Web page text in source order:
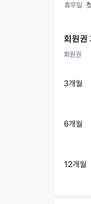
- 개인 트
🌟 고객
- 회원 중
휴무일
회원권
회원권
3개월
6개월
12개월